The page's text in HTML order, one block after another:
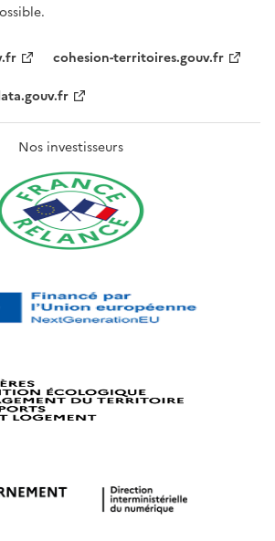
cohesion-territoires.gouv.fr
Nos investisseurs